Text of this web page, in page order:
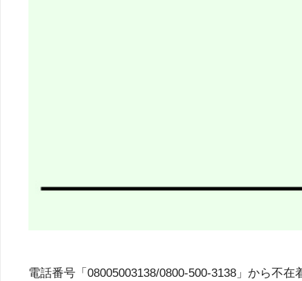
電話番号「08005003138/0800-500-3138」から不